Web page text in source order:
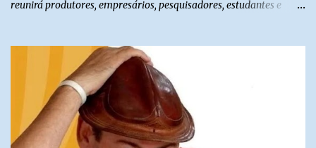
reunirá produtores, empresários, pesquisadores, estudantes e
instituições e tecnologias voltadas ao setor. Além das atividades
técnicas, a feira contará com programação cultural. No dia 20 de
agosto, o público poderá prestigiar o show de humor com Mução,
seguido de apresentação musical de Vê Barreto. A Frut & Tec
reforça a importância do Distrito de Irrigação do Baixo Açu como
referência na fruticultura irrigada, promovendo conhecimento,